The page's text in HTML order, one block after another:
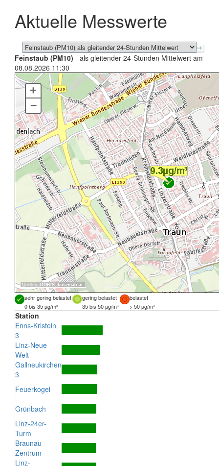
schließen
Aktuelle Messwerte
Feinstaub (PM10) - als gleitender 24-Stunden Mittelwert am
08.08.2026 11:30
Quellen: DORIS, basemap.at
+
–
sehr gering belastet gering belastet
belastet
0 bis 35 µg/m³
35 bis 50 µg/m³ > 50 µg/m³
Station
Enns-Kristein
3
Linz-Neue
Welt
Gallneukirchen
3
Feuerkogel
Grünbach
Linz-24er-
Turm
Braunau
Zentrum
Linz-